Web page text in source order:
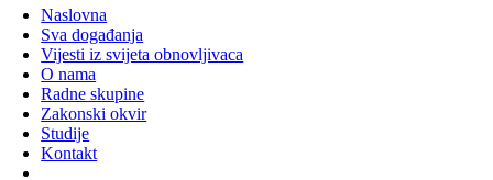
Naslovna
Sva događanja
Vijesti iz svijeta obnovljivaca
O nama
Radne skupine
Zakonski okvir
Studije
Kontakt